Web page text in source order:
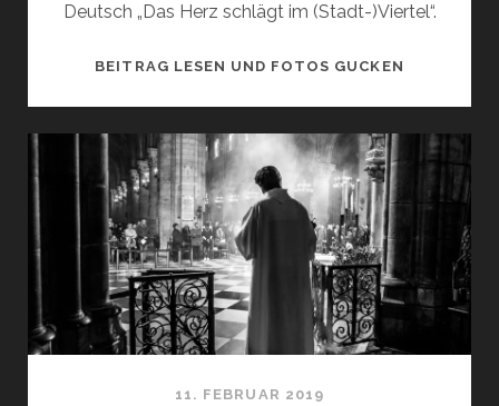
Deutsch „Das Herz schlägt im (Stadt-)Viertel“.
BEITRAG LESEN UND FOTOS GUCKEN
VEEDEL
11. FEBRUAR 2019